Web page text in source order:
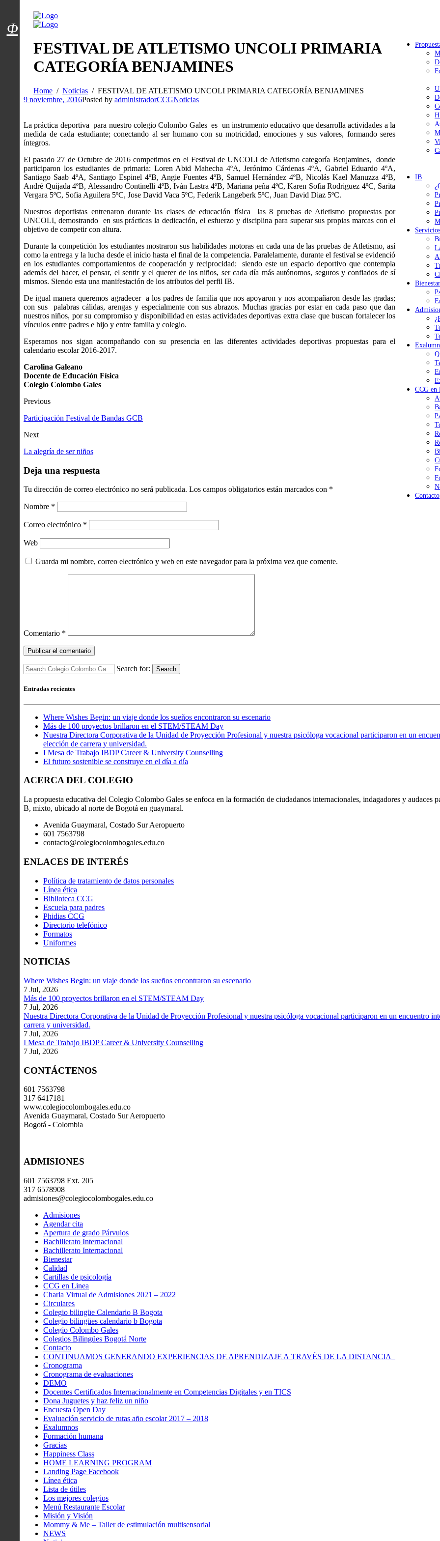
Menú usuarios
IB
Servicios
Bienestar
CCG en
Contacto
FESTIVAL DE ATLETISMO UNCOLI PRIMARIA
CATEGORÍA BENJAMINES
Home Noticias
FESTIVAL DE ATLETISMO UNCOLI PRIMARIA CATEGORÍA BENJAMINES
9 noviembre, 2016Posted by administradorCCGNoticias
La práctica deportiva para nuestro colegio Colombo Gales es un instrumento educativo que desarrolla actividades a la
medida de cada estudiante; conectando al ser humano con su motricidad, emociones y sus valores, formando seres
íntegros.
El pasado 27 de Octubre de 2016 competimos en el Festival de UNCOLI de Atletismo categoría Benjamines, donde
participaron los estudiantes de primaria: Loren Abid Mahecha 4ºA, Jerónimo Cárdenas 4ºA, Gabriel Eduardo 4ºA,
Santiago Saab 4ºA, Santiago Espinel 4ºB, Angie Fuentes 4ºB, Samuel Hernández 4ºB, Nicolás Kael Manuzza 4ºB,
André Quijada 4ºB, Alessandro Continelli 4ºB, Iván Lastra 4ºB, Mariana peña 4ºC, Karen Sofia Rodriguez 4ºC, Sarita
Vergara 5ºC, Sofia Aguilera 5ºC, Jose David Vaca 5ºC, Federik Langeberk 5ºC, Juan David Diaz 5ºC.
Nuestros deportistas entrenaron durante las clases de educación física las 8 pruebas de Atletismo propuestas por
UNCOLI, demostrando en sus prácticas la dedicación, el esfuerzo y disciplina para superar sus propias marcas con el
objetivo de competir con altura.
Durante la competición los estudiantes mostraron sus habilidades motoras en cada una de las pruebas de Atletismo, así
como la entrega y la lucha desde el inicio hasta el final de la competencia. Paralelamente, durante el festival se evidenció
en los estudiantes comportamientos de cooperación y reciprocidad; siendo este un espacio deportivo que contempla
además del hacer, el pensar, el sentir y el querer de los niños, ser cada día más autónomos, seguros y confiados de sí
mismos. Siendo esta una manifestación de los atributos del perfil IB.
De igual manera queremos agradecer a los padres de familia que nos apoyaron y nos acompañaron desde las gradas;
con sus palabras cálidas, arengas y especialmente con sus abrazos. Muchas gracias por estar en cada paso que dan
nuestros niños, por su compromiso y disponibilidad en estas actividades deportivas extra clase que buscan fortalecer los
vínculos entre padres e hijo y entre familia y colegio.
Esperamos nos sigan acompañando con su presencia en las diferentes actividades deportivas propuestas para el
calendario escolar 2016-2017.
Carolina Galeano
Docente de Educación Física
Colegio Colombo Gales
Previous
Participación Festival de Bandas GCB
Next
La alegría de ser niños
Deja una respuesta
Tu dirección de correo electrónico no será publicada. Los campos obligatorios están marcados con *
Nombre *
Correo electrónico *
Web
Guarda mi nombre, correo electrónico y web en este navegador para la próxima vez que comente.
Comentario *
Search for: Search
Entradas recientes
Where Wishes Begin: un viaje donde los sueños encontraron su escenario
Más de 100 proyectos brillaron en el STEM/STEAM Day
Nuestra Directora Corporativa de la Unidad de Proyección Profesional y nuestra psicóloga vocacional participaron en un
elección de carrera y universidad.
I Mesa de Trabajo IBDP Career & University Counselling
El futuro sostenible se construye en el día a día
ACERCA DEL COLEGIO
La propuesta educativa del Colegio Colombo Gales se enfoca en la formación de ciudadanos internacionales, indagadores y
B, mixto, ubicado al norte de Bogotá en guaymaral.
Avenida Guaymaral, Costado Sur Aeropuerto
601 7563798
contacto@colegiocolombogales.edu.co
ENLACES DE INTERÉS
Política de tratamiento de datos personales
Línea ética
Biblioteca CCG
Escuela para padres
Phidias CCG
Directorio telefónico
Formatos
Uniformes
NOTICIAS
Where Wishes Begin: un viaje donde los sueños encontraron su escenario
7 Jul, 2026
Más de 100 proyectos brillaron en el STEM/STEAM Day
7 Jul, 2026
Nuestra Directora Corporativa de la Unidad de Proyección Profesional y nuestra psicóloga vocacional participaron en un encuentro
carrera y universidad.
7 Jul, 2026
I Mesa de Trabajo IBDP Career & University Counselling
7 Jul, 2026
CONTÁCTENOS
601 7563798
317 6417181
www.colegiocolombogales.edu.co
Avenida Guaymaral, Costado Sur Aeropuerto
Bogotá - Colombia
ADMISIONES
601 7563798 Ext. 205
317 6578908
admisiones@colegiocolombogales.edu.co
Admisiones
Agendar cita
Apertura de grado Párvulos
Bachillerato Internacional
Bachillerato Internacional
Bienestar
Calidad
Cartillas de psicología
CCG en Linea
Charla Virtual de Admisiones 2021 – 2022
Circulares
Colegio bilingüe Calendario B Bogota
Colegio bilingües calendario b Bogota
Colegio Colombo Gales
Colegios Bilingües Bogotá Norte
Contacto
CONTINUAMOS GENERANDO EXPERIENCIAS DE APRENDIZAJE A TRAVÉS DE LA DISTANCIA
Cronograma
Cronograma de evaluaciones
DEMO
Docentes Certificados Internacionalmente en Competencias Digitales y en TICS
Dona Juguetes y haz feliz un niño
Encuesta Open Day
Evaluación servicio de rutas año escolar 2017 – 2018
Exalumnos
Formación humana
Gracias
Happiness Class
HOME LEARNING PROGRAM
Landing Page Facebook
Línea ética
Lista de útiles
Los mejores colegios
Menú Restaurante Escolar
Misión y Visión
Mommy & Me – Taller de estimulación multisensorial
NEWS
Φ